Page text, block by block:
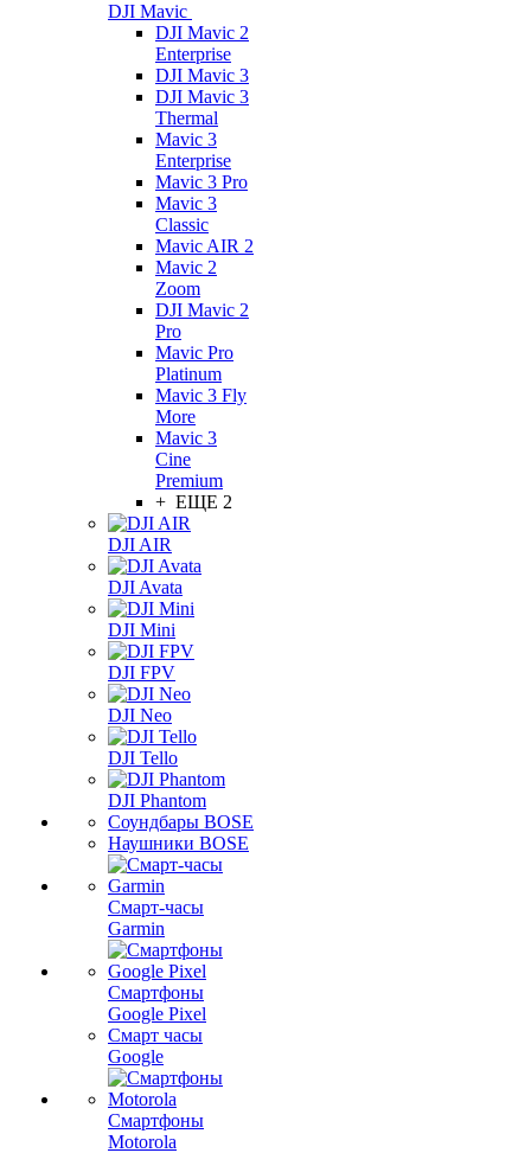
DJI Mavic
DJI Mavic 2
Enterprise
DJI Mavic 3
DJI Mavic 3
Thermal
Mavic 3
Enterprise
Mavic 3 Pro
Mavic 3
Сlassic
Mavic AIR 2
Mavic 2
Zoom
DJI Mavic 2
Pro
Mavic Pro
Platinum
Mavic 3 Fly
More
Mavic 3
Cine
Premium
+ ЕЩЕ 2
DJI AIR
DJI Avata
DJI Mini
DJI FPV
DJI Neo
DJI Tello
DJI Phantom
Соундбары BOSE
Наушники BOSE
Смарт-часы
Garmin
Смартфоны
Google Pixel
Смарт часы
Google
Смартфоны
Motorola